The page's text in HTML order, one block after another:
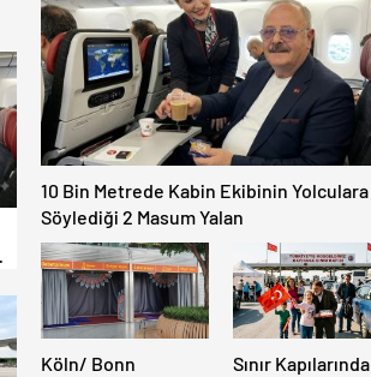
DEREKÖY HAFİF
TİCARİ ARAÇLARA
AÇILIYOR!
Etti, Gümrükler
Kilitlendi!
10 Bin Metrede Kabin Ekibinin Yolculara
Söylediği 2 Masum Yalan
Köln/ Bonn
Sınır Kapılarında